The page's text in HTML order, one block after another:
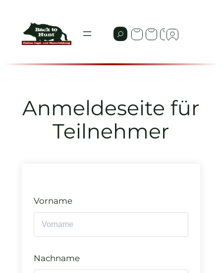
springen
Anmeldeseite für
Teilnehmer
Vorname
Nachname